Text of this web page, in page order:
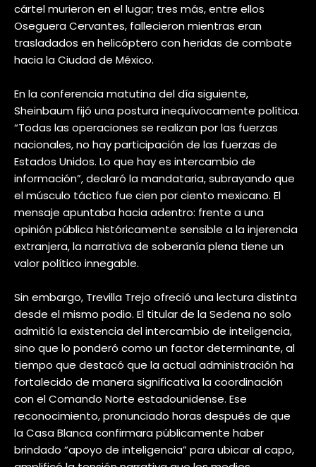
cártel murieron en el lugar; tres más, entre ellos
Oseguera Cervantes, fallecieron mientras eran
trasladados en helicóptero con heridas de combate
hacia la Ciudad de México.
En la conferencia matutina del día siguiente,
Sheinbaum fijó una postura inequívocamente política.
“Todas las operaciones se realizan por las fuerzas
nacionales, no hay participación de las fuerzas de
Estados Unidos. Lo que hay es intercambio de
información”, declaró la mandataria, subrayando que
el músculo táctico fue cien por ciento mexicano. El
mensaje apuntaba hacia adentro: frente a una
opinión pública históricamente sensible a la injerencia
extranjera, la narrativa de soberanía plena tiene un
valor político innegable.
Sin embargo, Trevilla Trejo ofreció una lectura distinta
desde el mismo podio. El titular de la Sedena no solo
admitió la existencia del intercambio de inteligencia,
sino que lo ponderó como un factor determinante, al
tiempo que destacó que la actual administración ha
fortalecido de manera significativa la coordinación
con el Comando Norte estadounidense. Ese
reconocimiento, pronunciado horas después de que
la Casa Blanca confirmara públicamente haber
brindado “apoyo de inteligencia” para ubicar al capo,